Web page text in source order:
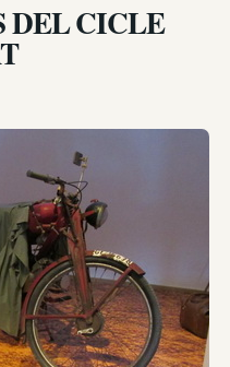
DEL CICLE